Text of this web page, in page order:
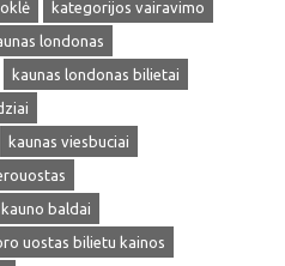
kategorijos vairavimo
londonas
kaunas londonas bilietai
kaunas viesbuciai
kauno baldai
uostas bilietu kainos